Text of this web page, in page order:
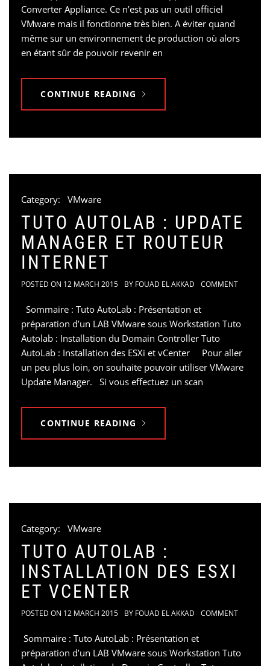
Converter Appliance. Ce n’est pas un outil officiel
VMware mais il fonctionne très bien. A éviter quand
même sur un environnement de production où alors
en étant sûr de pouvoir revenir en
CONTINUE READING
Category: VMware
TUTO AUTOLAB : UPDATE
MANAGER ET ROUTEUR
INTERNET
POSTED ON 12 MARCH 2015 BY FOUAD EL AKKAD COMMENT
Sommaire : Tuto AutoLab : Présentation et
préparation d’un LAB VMware sous Workstation Tuto
Autolab : Installation du Domain Controller Tuto
AutoLab : Installation des ESXi et vCenter Pour aller
un peu plus loin, on souhaite pouvoir utiliser VMware
Update Manager. Si vous effectuez un scan
CONTINUE READING
Category: VMware
TUTO AUTOLAB :
INSTALLATION DES ESXI
ET VCENTER
POSTED ON 12 MARCH 2015 BY FOUAD EL AKKAD COMMENT
Sommaire : Tuto AutoLab : Présentation et
préparation d’un LAB VMware sous Workstation Tuto